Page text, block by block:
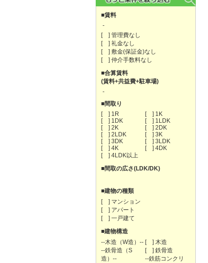
■賃料
-
[ ] 管理費なし
[ ] 礼金なし
[ ] 敷金(保証金)なし
[ ] 仲介手数料なし
■合算賃料
(賃料+共益費+駐車場)
-
■間取り
[ ] 1R
[ ] 1K
[ ] 1DK
[ ] 1LDK
[ ] 2K
[ ] 2DK
[ ] 2LDK
[ ] 3K
[ ] 3DK
[ ] 3LDK
[ ] 4K
[ ] 4DK
[ ] 4LDK以上
■間取の広さ(LDK/DK)
■建物の種類
[ ] マンション
[ ] アパート
[ ] 一戸建て
■建物構造
--木造（W造）-- [ ] 木造
--鉄骨造（S
造）--
[ ] 鉄骨造
--鉄筋コンクリ